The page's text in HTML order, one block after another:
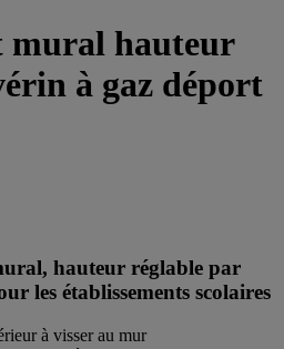
mural hauteur
à gaz déport
hauteur réglable par
les établissements scolaires
à visser au mur